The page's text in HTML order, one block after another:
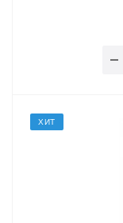
ХИТ